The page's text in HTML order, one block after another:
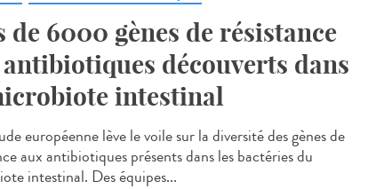
de 6000 gènes de résistance
découverts dans
intestinal
européenne lève le voile sur la diversité des gènes de
aux antibiotiques présents dans les bactéries du
intestinal. Des équipes...